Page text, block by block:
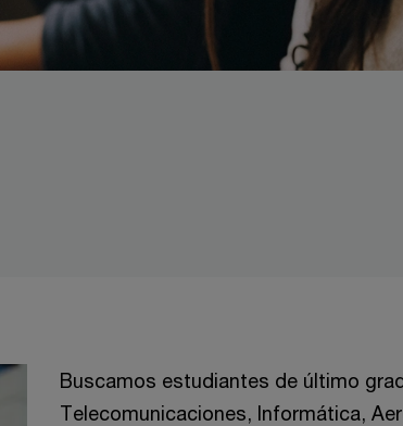
Buscamos estudiantes de último
Telecomunicaciones, Informática,